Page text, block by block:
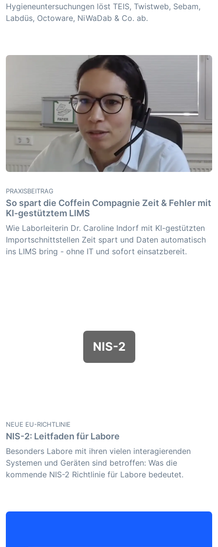
Hygieneuntersuchungen löst TEIS, Twistweb, Sebam,
Labdüs, Octoware, NiWaDab & Co. ab.
PRAXISBEITRAG
So spart die Coffein Compagnie Zeit & Fehler mit
KI-gestütztem LIMS
Wie Laborleiterin Dr. Caroline Indorf mit KI-gestützten
Importschnittstellen Zeit spart und Daten automatisch
ins LIMS bring - ohne IT und sofort einsatzbereit.
NIS-2
NEUE EU-RICHTLINIE
NIS-2: Leitfaden für Labore
Besonders Labore mit ihren vielen interagierenden
Systemen und Geräten sind betroffen: Was die
kommende NIS-2 Richtlinie für Labore bedeutet.